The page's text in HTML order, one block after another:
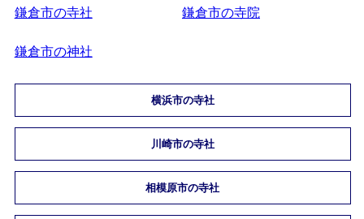
鎌倉市の寺社 鎌倉市の寺院
鎌倉市の神社
横浜市の寺社
川崎市の寺社
相模原市の寺社